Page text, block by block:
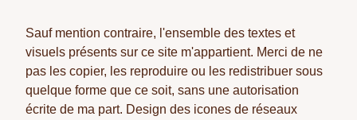
Sauf mention contraire, l'ensemble des textes et
visuels présents sur ce site m'appartient. Merci de ne
pas les copier, les reproduire ou les redistribuer sous
quelque forme que ce soit, sans une autorisation
écrite de ma part. Design des icones de réseaux